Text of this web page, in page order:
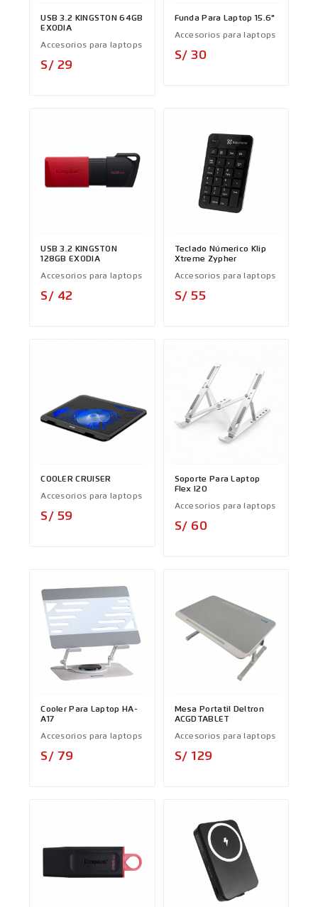
USB 3.2 KINGSTON 64GB
EXODIA
Accesorios para laptops
S/ 29
Funda Para Laptop 15.6"
Accesorios para laptops
S/ 30
USB 3.2 KINGSTON
128GB EXODIA
Accesorios para laptops
S/ 42
Teclado Númerico Klip
Xtreme Zypher
Accesorios para laptops
S/ 55
COOLER CRUISER
Accesorios para laptops
S/ 59
Soporte Para Laptop
Flex I20
Accesorios para laptops
S/ 60
Cooler Para Laptop HA-
A17
Accesorios para laptops
S/ 79
Mesa Portatil Deltron
ACGDTABLET
Accesorios para laptops
S/ 129